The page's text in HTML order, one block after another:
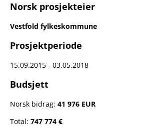
Norsk prosjekteier
Vestfold fylkeskommune
Prosjektperiode
15.09.2015 - 03.05.2018
Budsjett
Norsk bidrag: 41 976 EUR
Total: 747 774 €